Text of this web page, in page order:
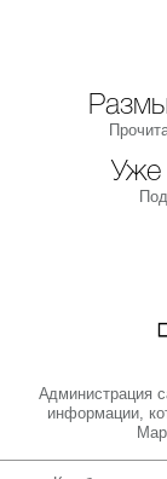
Уже
Администрация
информации,